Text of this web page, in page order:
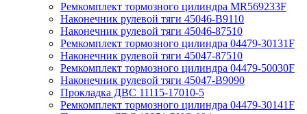
Ремкомплект тормозного цилиндра MR569233F
Наконечник рулевой тяги 45046-B9110
Наконечник рулевой тяги 45046-87510
Ремкомплект тормозного цилиндра 04479-30131F
Наконечник рулевой тяги 45047-87510
Ремкомплект тормозного цилиндра 04479-50030F
Наконечник рулевой тяги 45047-B9090
Прокладка ДВС 11115-17010-5
Ремкомплект тормозного цилиндра 04479-30141F